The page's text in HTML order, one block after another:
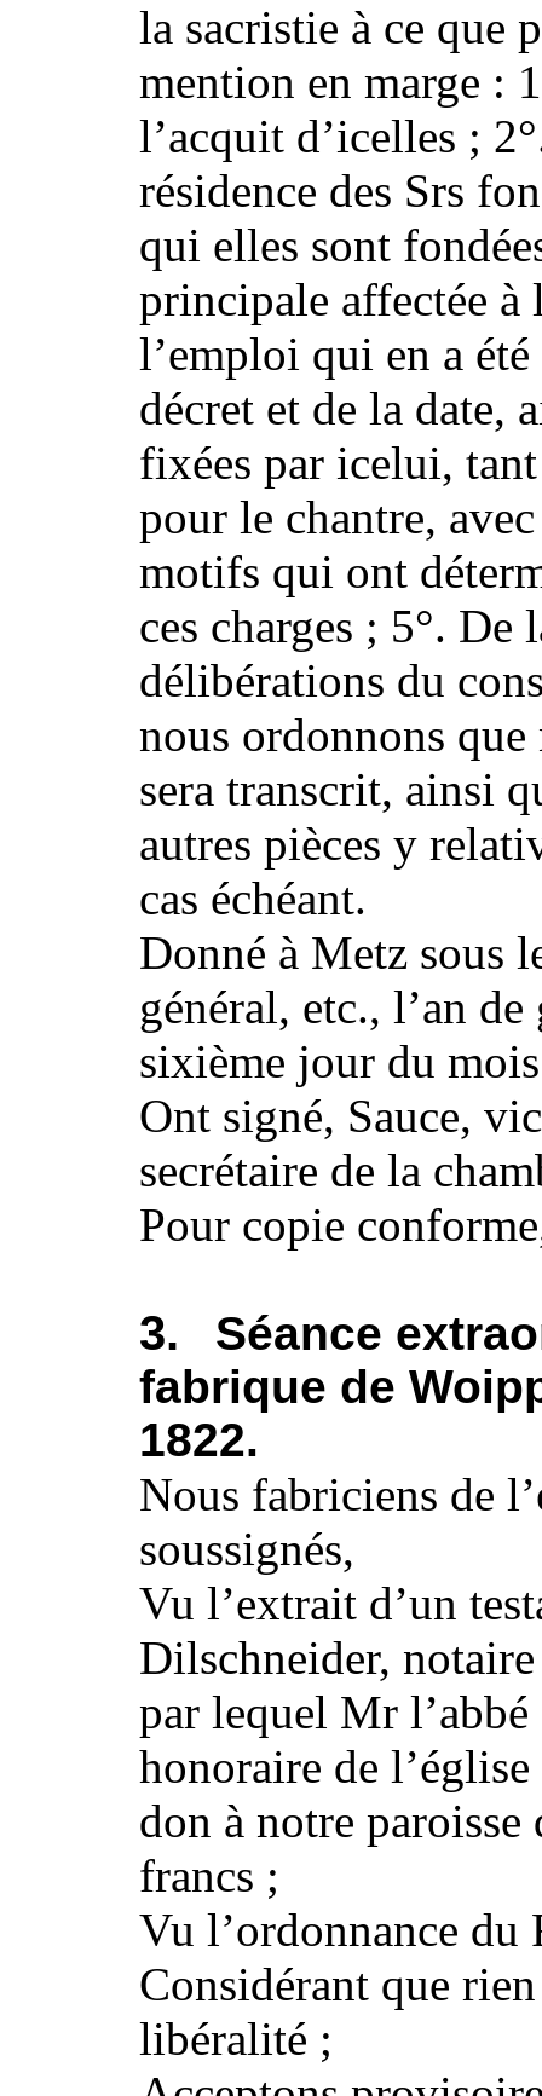
la sacristie à ce que
mention en marge :
l’acquit d’icelles ;
résidence des Srs
qui elles sont
principale affectée
l’emploi qui en a
décret et de la date,
fixées par icelui,
pour le chantre,
motifs qui ont
ces charges ; 5°. De
délibérations du
nous ordonnons
sera transcrit, ainsi
autres pièces y
cas échéant.
Donné à Metz sous
général, etc., l’an
sixième jour du
Ont signé, Sauce,
secrétaire de la
Pour copie
3.
Séance
fabrique de
1822.
Nous fabriciens de
soussignés,
Vu l’extrait d’un
Dilschneider,
par lequel Mr
honoraire de
don à notre paroisse
francs ;
Vu l’ordonnance
Considérant que
libéralité ;